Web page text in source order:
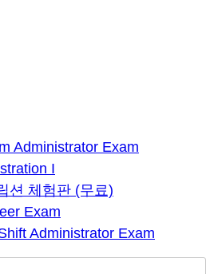
Administrator Exam
I
션 체험판 (무료)
Exam
Administrator Exam